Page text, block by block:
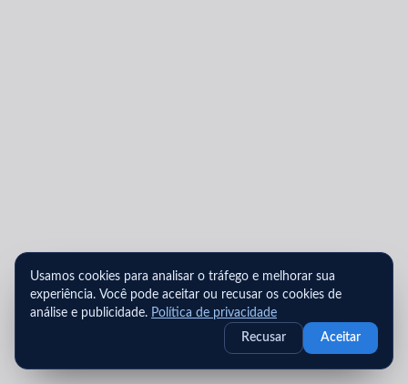
Usamos cookies para analisar o tráfego e melhorar sua
experiência. Você pode aceitar ou recusar os cookies de
análise e publicidade. Política de privacidade
Recusar
Aceitar